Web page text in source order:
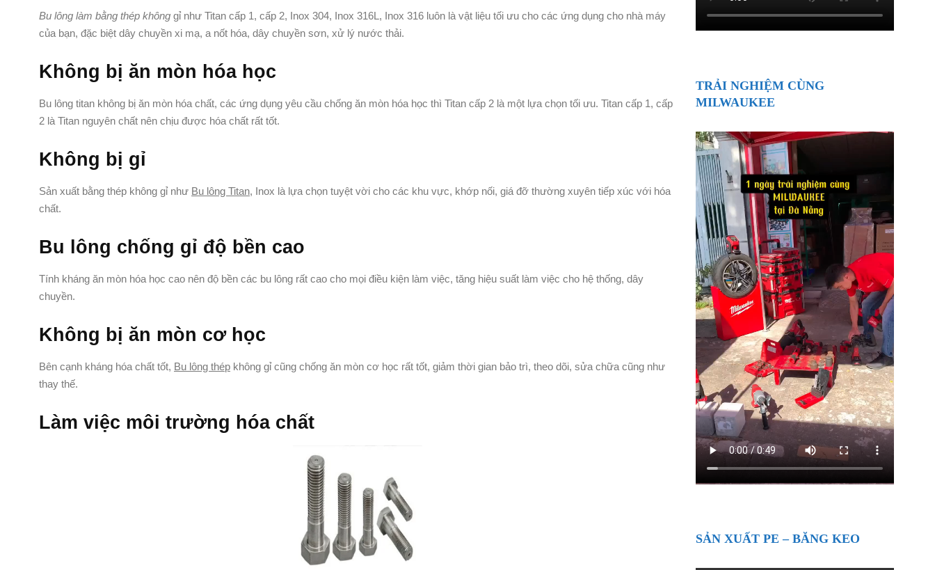
Bu lông làm bằng thép không gỉ như Titan cấp 1, cấp 2, Inox 304, Inox 316L, Inox 316 luôn là vật liệu tối ưu cho các ứng dụng cho nhà máy
của bạn, đặc biệt dây chuyền xi mạ, a nốt hóa, dây chuyền sơn, xử lý nước thải.
Không bị ăn mòn hóa học
Bu lông titan không bị ăn mòn hóa chất, các ứng dụng yêu cầu chống ăn mòn hóa học thì Titan cấp 2 là một lựa chọn tối ưu. Titan cấp 1, cấp
2 là Titan nguyên chất nên chịu được hóa chất rất tốt.
Không bị gỉ
Sản xuất bằng thép không gỉ như Bu lông Titan, Inox là lựa chọn tuyệt vời cho các khu vực, khớp nối, giá đỡ thường xuyên tiếp xúc với hóa
chất.
Bu lông chống gỉ độ bền cao
Tính kháng ăn mòn hóa học cao nên độ bền các bu lông rất cao cho mọi điều kiện làm việc, tăng hiệu suất làm việc cho hệ thống, dây
chuyền.
Không bị ăn mòn cơ học
Bên cạnh kháng hóa chất tốt, Bu lông thép không gỉ cũng chống ăn mòn cơ học rất tốt, giảm thời gian bảo trì, theo dõi, sửa chữa cũng như
thay thế.
Làm việc môi trường hóa chất
TRẢI NGHIỆM CÙNG
MILWAUKEE
SẢN XUẤT PE – BĂNG KEO